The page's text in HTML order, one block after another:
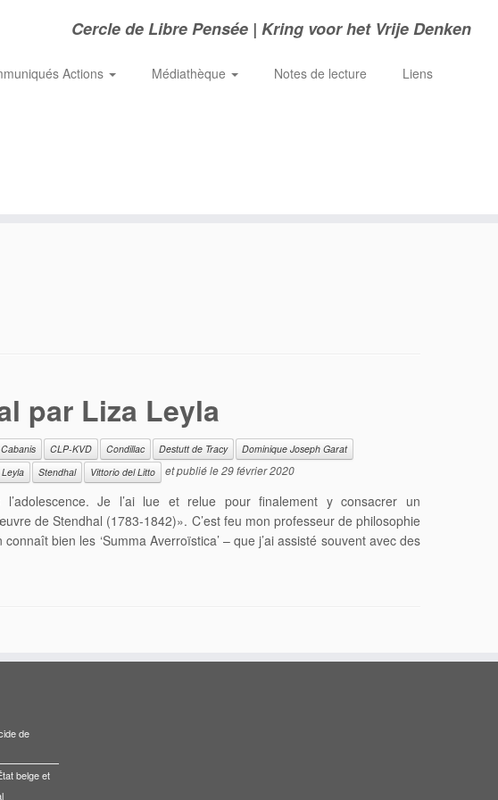
Cercle de Libre Pensée | Kring voor het Vrije Denken
Actions Médiathèque Notes de lecture
Liens
par Liza Leyla
Cabanis CLP-KVD Condillac Destutt de Tracy
Dominique Joseph Garat
Stendhal Vittorio del Litto et publié le29 février 2020
l’adolescence. Je l’ai lue et relue pour finalement y consacrer un
de Stendhal (1783-1842)». C’est feu mon professeur de philosophie
bien les ‘Summa Averroïstica’ – que j’ai assisté souvent avec des
de
belge et